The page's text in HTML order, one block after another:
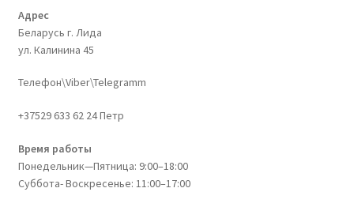
Адрес
Беларусь г. Лида
ул. Калинина 45
Телефон\Viber\Telegramm
+37529 633 62 24 Петр
Время работы
Понедельник—Пятница: 9:00–18:00
Суббота- Воскресенье: 11:00–17:00